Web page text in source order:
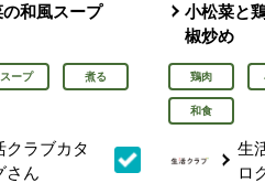
和風スープ
スープ 煮る
クラブカタ
さん
小松菜と
椒炒め
鶏肉
和食
生
ロ